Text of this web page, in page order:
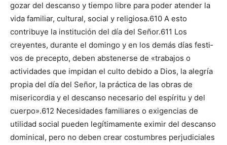
gozar del descanso y tiempo libre para po­der atender la
vida familiar, cultural, social y religiosa.610 A esto
contribuye la institución del día del Señor.611 Los
creyentes, durante el domingo y en los demás días festi­
vos de precepto, deben abste­nerse de «trabajos o
activida­des que impidan el culto de­bido a Dios, la alegría
propia del día del Señor, la práctica de las obras de
misericordia y el descanso necesario del espíritu y del
cuerpo».612 Ne­ce­sidades familiares o exigencias de
utilidad social pueden legítimamente eximir del descanso
dominical, pero no deben crear costumbres perjudiciales